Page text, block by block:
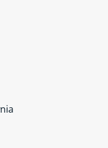
gazami zbiorniki
bezpieczeństwa do